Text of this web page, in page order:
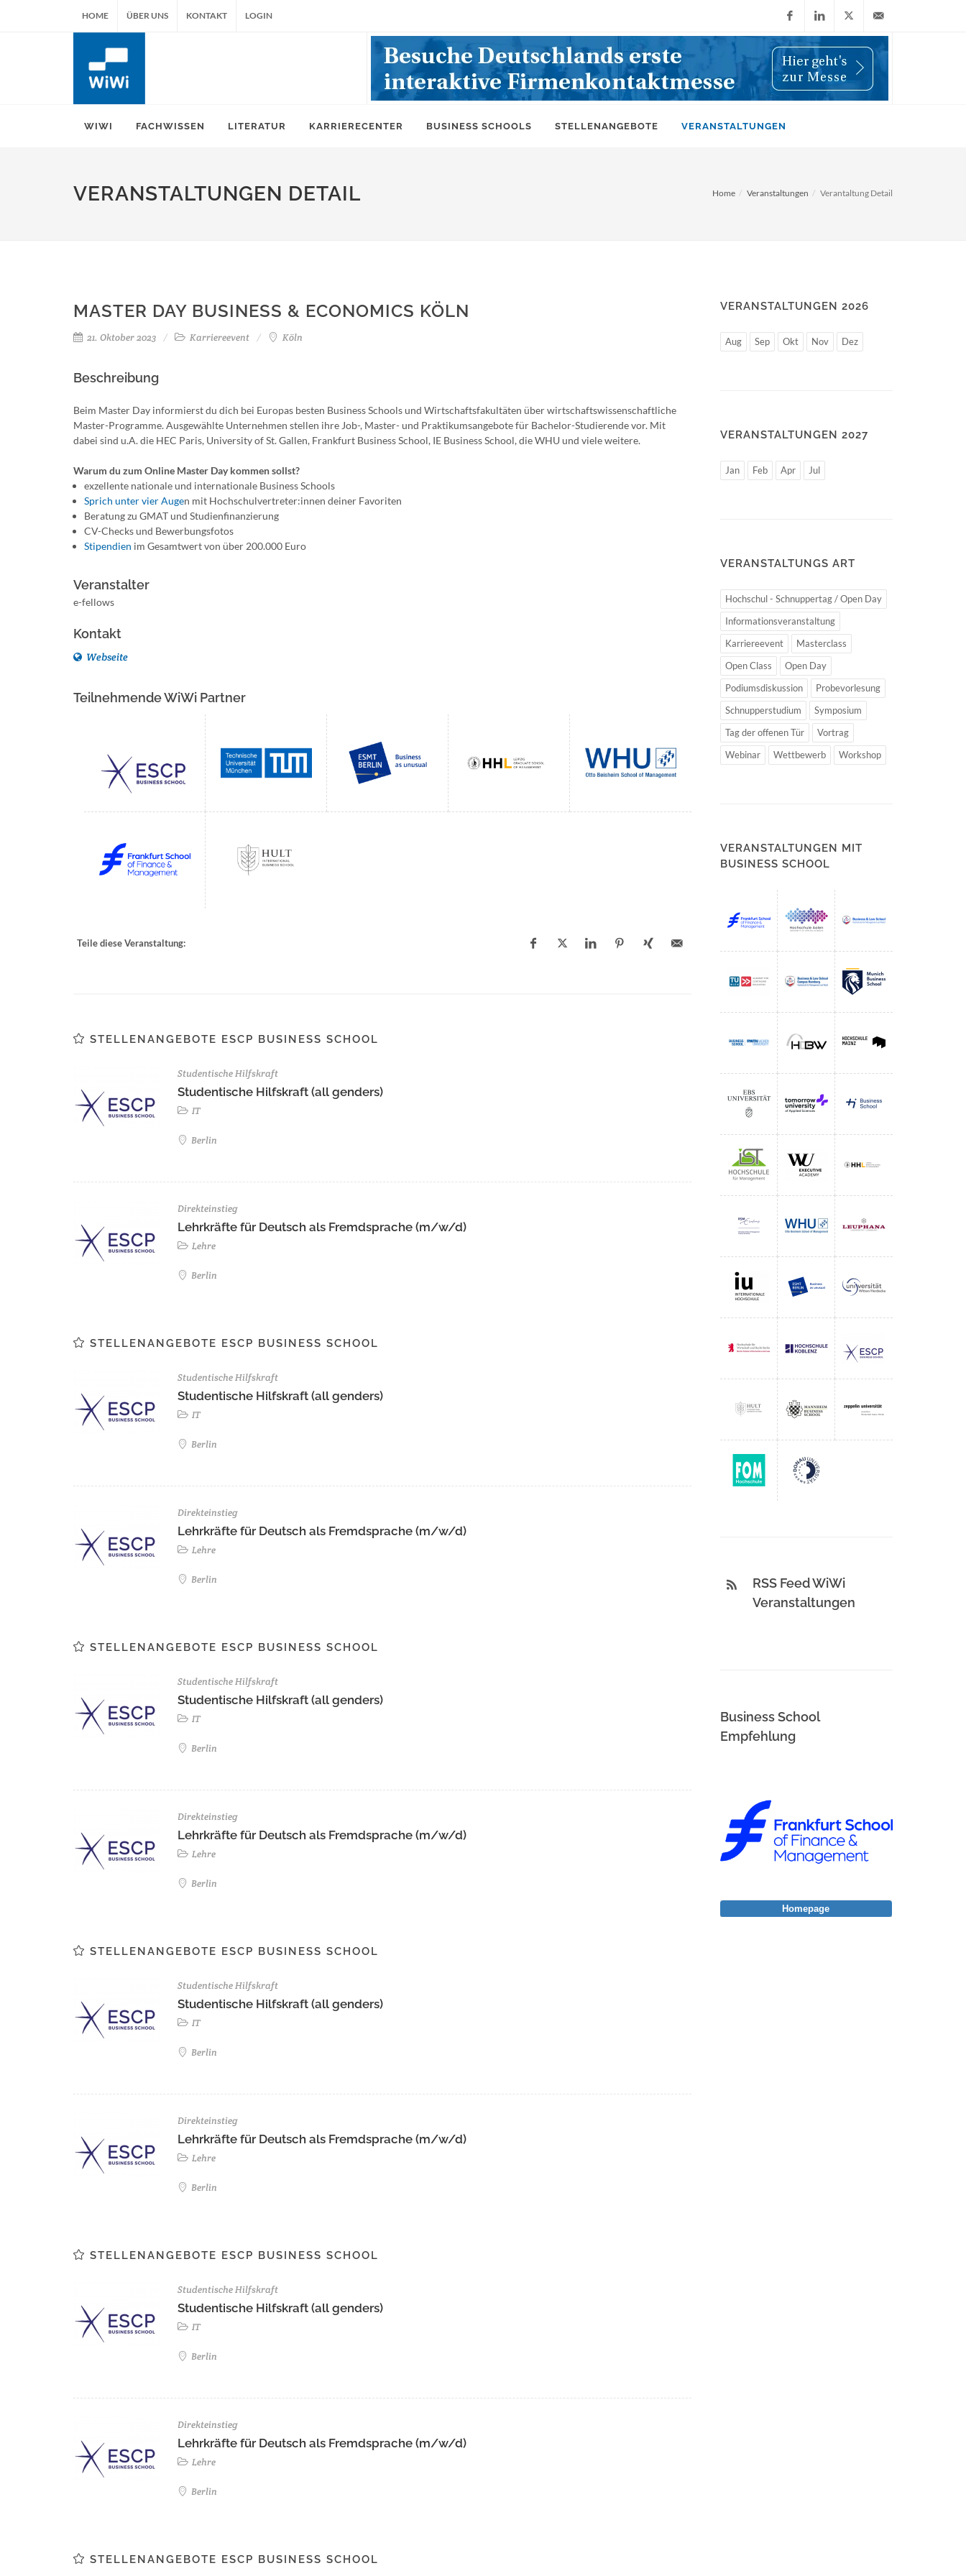
HOME ÜBER UNS KONTAKT LOGIN
FacebookLinkedIn
X
(Twitter)
info@wiwi-
WIWI FACHWISSEN LITERATUR KARRIERECENTER BUSINESS SCHOOLS STELLENANGEBOTE VERANSTALTUNGEN
VERANSTALTUNGEN DETAIL Home Veranstaltungen Verantaltung Detail
MASTER DAY BUSINESS & ECONOMICS KÖLN
21. Oktober 2023 Karriereevent Köln
Beschreibung
Beim Master Day informierst du dich bei Europas besten Business Schools und Wirtschaftsfakultäten über wirtschaftswissenschaftliche
Master-Programme. Ausgewählte Unternehmen stellen ihre Job-, Master- und Praktikumsangebote für Bachelor-Studierende vor. Mit
dabei sind u.A. die HEC Paris, University of St. Gallen, Frankfurt Business School, IE Business School, die WHU und viele weitere.
Warum du zum Online Master Day kommen sollst?
exzellente nationale und internationale Business Schools
Sprich unter vier Augen mit Hochschulvertreter:innen deiner Favoriten
Beratung zu GMAT und Studienfinanzierung
CV-Checks und Bewerbungsfotos
Stipendien im Gesamtwert von über 200.000 Euro
Veranstalter
e-fellows
Kontakt
Webseite
Teilnehmende WiWi Partner
Teile diese Veranstaltung:
STELLENANGEBOTE ESCP BUSINESS SCHOOL
Studentische Hilfskraft
Studentische Hilfskraft (all genders)
IT
Berlin
Direkteinstieg
Lehrkräfte für Deutsch als Fremdsprache (m/w/d)
Lehre
Berlin
STELLENANGEBOTE ESCP BUSINESS SCHOOL
Studentische Hilfskraft
Studentische Hilfskraft (all genders)
IT
Berlin
Direkteinstieg
Lehrkräfte für Deutsch als Fremdsprache (m/w/d)
Lehre
Berlin
STELLENANGEBOTE ESCP BUSINESS SCHOOL
Studentische Hilfskraft
Studentische Hilfskraft (all genders)
IT
Berlin
Direkteinstieg
Lehrkräfte für Deutsch als Fremdsprache (m/w/d)
Lehre
Berlin
STELLENANGEBOTE ESCP BUSINESS SCHOOL
Studentische Hilfskraft
Studentische Hilfskraft (all genders)
IT
Berlin
Direkteinstieg
Lehrkräfte für Deutsch als Fremdsprache (m/w/d)
Lehre
Berlin
STELLENANGEBOTE ESCP BUSINESS SCHOOL
Studentische Hilfskraft
Studentische Hilfskraft (all genders)
IT
Berlin
Direkteinstieg
Lehrkräfte für Deutsch als Fremdsprache (m/w/d)
Lehre
Berlin
STELLENANGEBOTE ESCP BUSINESS SCHOOL
VERANSTALTUNGEN 2026
Aug Sep Okt Nov Dez
VERANSTALTUNGEN 2027
Jan Feb Apr Jul
VERANSTALTUNGS ART
Hochschul - Schnuppertag / Open Day
Informationsveranstaltung
Karriereevent
Masterclass
Open Class
Open Day
Podiumsdiskussion
Probevorlesung
Schnupperstudium
Symposium
Tag der offenen Tür
Vortrag
Webinar
Wettbewerb Workshop
VERANSTALTUNGEN MIT
BUSINESS SCHOOL
RSS Feed WiWi
Veranstaltungen
Business School
Empfehlung
Homepage